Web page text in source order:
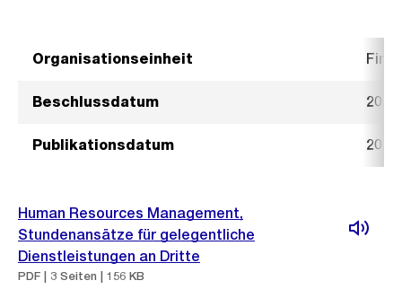
Organisationseinheit
Beschlussdatum 20.
Publikationsdatum 20.
Human Resources Management,
Stundenansätze für gelegentliche
Dienstleistungen an Dritte
PDF | 3 Seiten | 156 KB